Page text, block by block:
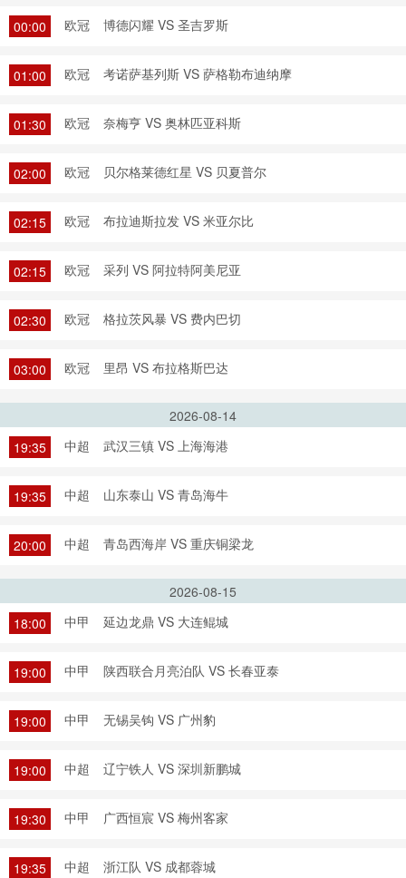
00:00 欧冠 博德闪耀 VS 圣吉罗斯
01:00 欧冠 考诺萨基列斯 VS 萨格勒布迪纳摩
01:30 欧冠 奈梅亨 VS 奥林匹亚科斯
02:00 欧冠 贝尔格莱德红星 VS 贝夏普尔
02:15 欧冠 布拉迪斯拉发 VS 米亚尔比
02:15 欧冠 采列 VS 阿拉特阿美尼亚
02:30 欧冠 格拉茨风暴 VS 费内巴切
03:00 欧冠 里昂 VS 布拉格斯巴达
2026-08-14
19:35
中超 武汉三镇 VS 上海海港
19:35 中超 山东泰山 VS 青岛海牛
20:00 中超 青岛西海岸 VS 重庆铜梁龙
2026-08-15
18:00
中甲 延边龙鼎 VS 大连鲲城
19:00 中甲 陕西联合月亮泊队 VS 长春亚泰
19:00 中甲 无锡吴钩 VS 广州豹
19:00 中超 辽宁铁人 VS 深圳新鹏城
19:30 中甲 广西恒宸 VS 梅州客家
19:35 中超 浙江队 VS 成都蓉城